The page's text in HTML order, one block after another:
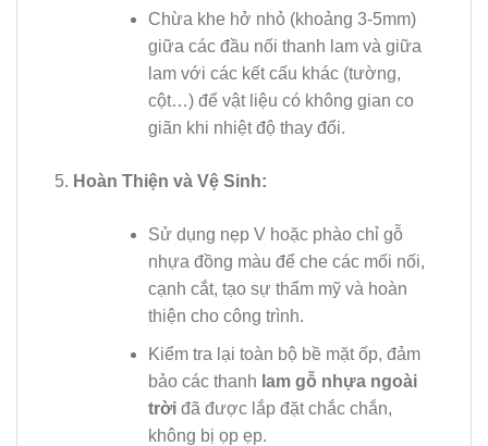
Chừa khe hở nhỏ (khoảng 3-5mm)
giữa các đầu nối thanh lam và giữa
lam với các kết cấu khác (tường,
cột…) để vật liệu có không gian co
giãn khi nhiệt độ thay đổi.
Hoàn Thiện và Vệ Sinh:
Sử dụng nẹp V hoặc phào chỉ gỗ
nhựa đồng màu để che các mối nối,
cạnh cắt, tạo sự thẩm mỹ và hoàn
thiện cho công trình.
Kiểm tra lại toàn bộ bề mặt ốp, đảm
bảo các thanh lam gỗ nhựa ngoài
trờiđã được lắp đặt chắc chắn,
không bị ọp ẹp.